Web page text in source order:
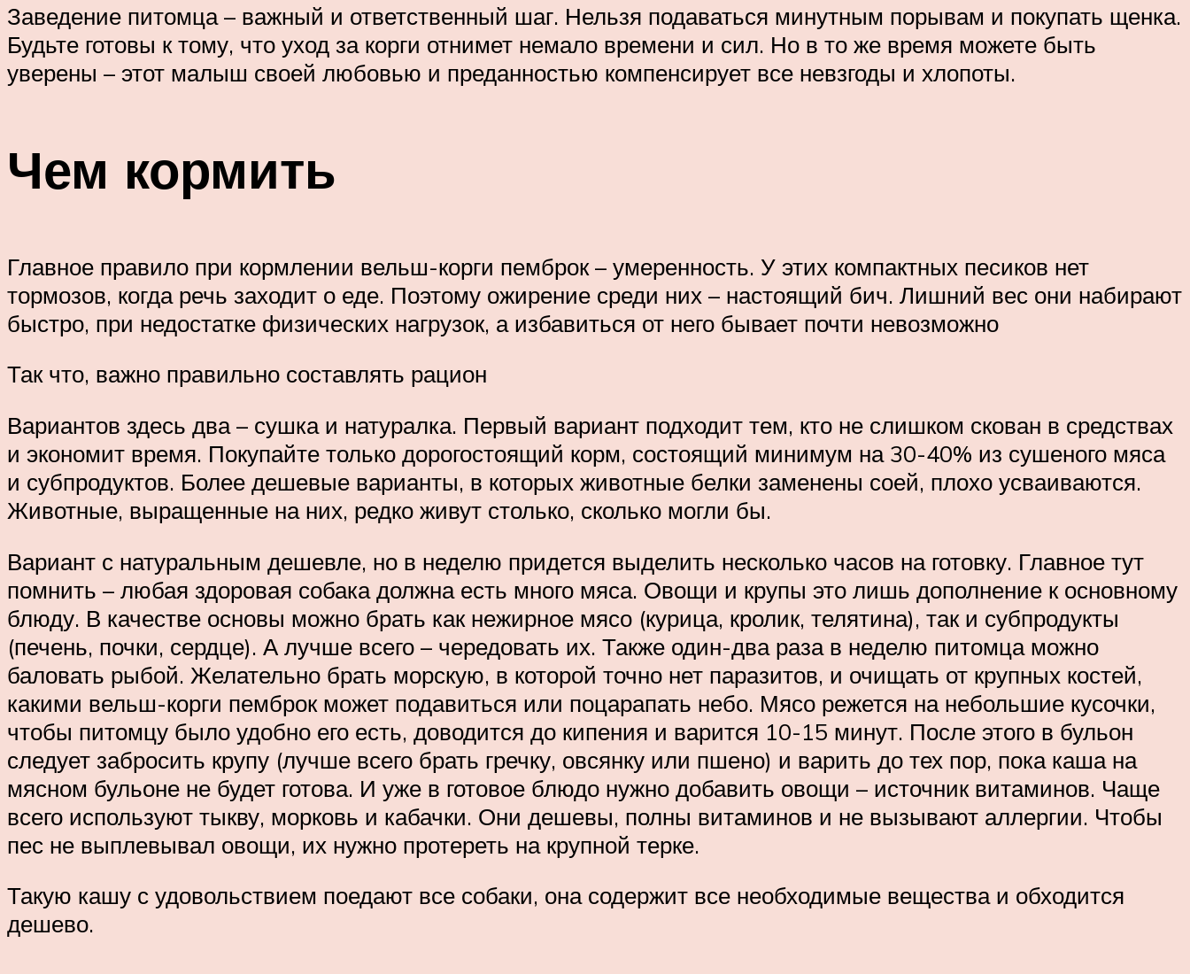
Заведение питомца – важный и ответственный шаг. Нельзя подаваться минутным порывам и покупать щенка.
Будьте готовы к тому, что уход за корги отнимет немало времени и сил. Но в то же время можете быть
уверены – этот малыш своей любовью и преданностью компенсирует все невзгоды и хлопоты.
Чем кормить
Главное правило при кормлении вельш-корги пемброк – умеренность. У этих компактных песиков нет
тормозов, когда речь заходит о еде. Поэтому ожирение среди них – настоящий бич. Лишний вес они набирают
быстро, при недостатке физических нагрузок, а избавиться от него бывает почти невозможно
Так что, важно правильно составлять рацион
Вариантов здесь два – сушка и натуралка. Первый вариант подходит тем, кто не слишком скован в средствах
и экономит время. Покупайте только дорогостоящий корм, состоящий минимум на 30-40% из сушеного мяса
и субпродуктов. Более дешевые варианты, в которых животные белки заменены соей, плохо усваиваются.
Животные, выращенные на них, редко живут столько, сколько могли бы.
Вариант с натуральным дешевле, но в неделю придется выделить несколько часов на готовку. Главное тут
помнить – любая здоровая собака должна есть много мяса. Овощи и крупы это лишь дополнение к основному
блюду. В качестве основы можно брать как нежирное мясо (курица, кролик, телятина), так и субпродукты
(печень, почки, сердце). А лучше всего – чередовать их. Также один-два раза в неделю питомца можно
баловать рыбой. Желательно брать морскую, в которой точно нет паразитов, и очищать от крупных костей,
какими вельш-корги пемброк может подавиться или поцарапать небо. Мясо режется на небольшие кусочки,
чтобы питомцу было удобно его есть, доводится до кипения и варится 10-15 минут. После этого в бульон
следует забросить крупу (лучше всего брать гречку, овсянку или пшено) и варить до тех пор, пока каша на
мясном бульоне не будет готова. И уже в готовое блюдо нужно добавить овощи – источник витаминов. Чаще
всего используют тыкву, морковь и кабачки. Они дешевы, полны витаминов и не вызывают аллергии. Чтобы
пес не выплевывал овощи, их нужно протереть на крупной терке.
Такую кашу с удовольствием поедают все собаки, она содержит все необходимые вещества и обходится
дешево.